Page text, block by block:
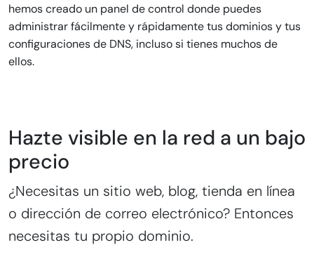
hemos creado un panel de control donde puedes
administrar fácilmente y rápidamente tus dominios y tus
configuraciones de DNS, incluso si tienes muchos de
ellos.
Hazte visible en la red a un bajo
precio
¿Necesitas un sitio web, blog, tienda en línea
o dirección de correo electrónico? Entonces
necesitas tu propio dominio.